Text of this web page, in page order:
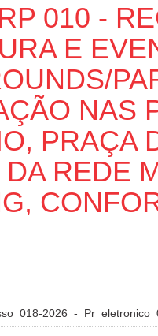
010 -
E
NAS
PRAÇA
REDE
2026_-